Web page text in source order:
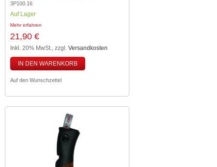
3P100.16
Auf Lager
Mehr erfahren
21,90 €
Inkl. 20% MwSt., zzgl. Versandkosten
IN DEN WARENKORB
Auf den Wunschzettel